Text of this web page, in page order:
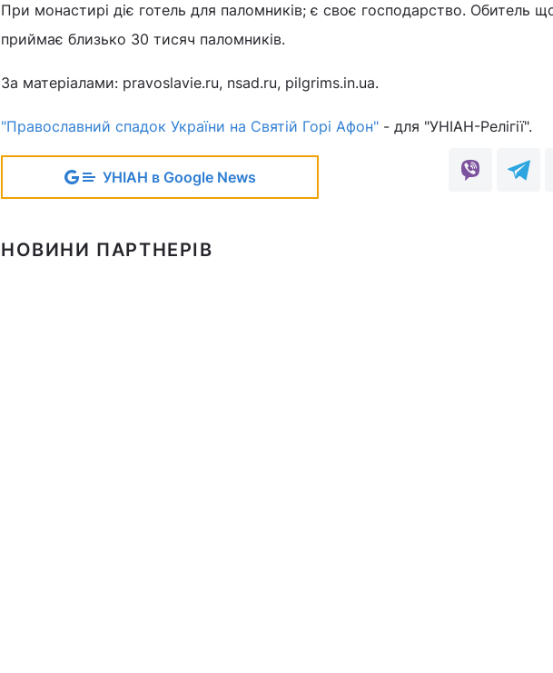
При монастирі діє готель для паломників; є своє господарство. Обитель
приймає близько 30 тисяч паломників.
За матеріалами: pravoslavie.ru, nsad.ru, pilgrims.in.ua.
"Православний спадок України на Святій Горі Афон" - для "УНІАН-Релігії".
УНІАН в Google News
НОВИНИ ПАРТНЕРІВ